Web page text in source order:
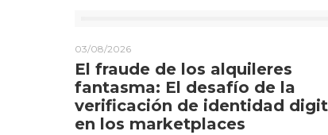
03/08/2026
El fraude de los alquileres
fantasma: El desafío de la
verificación de identidad
en los marketplaces